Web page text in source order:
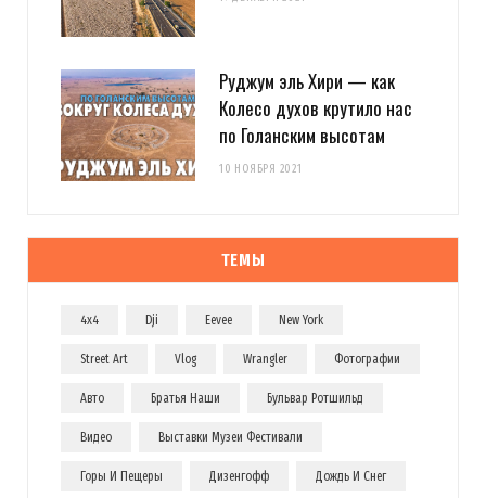
Руджум эль Хири — как
Колесо духов крутило нас
по Голанским высотам
10 НОЯБРЯ 2021
ТЕМЫ
4x4 Dji Eevee New York
Street Art Vlog Wrangler Фотографии
Авто Братья Наши Бульвар Ротшильд
Видео Выставки Музеи Фестивали
Горы И Пещеры Дизенгофф Дождь И Снег